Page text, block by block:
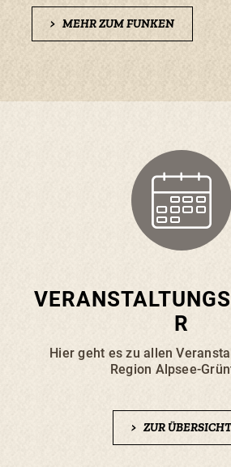
> MEHR ZUM FUNKEN
R
Hier geht es zu allen
Region Alpsee-
> ZUR ÜBERSICHT